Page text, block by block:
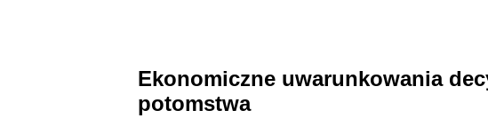
Ekonomiczne uwarunkowania
potomstwa